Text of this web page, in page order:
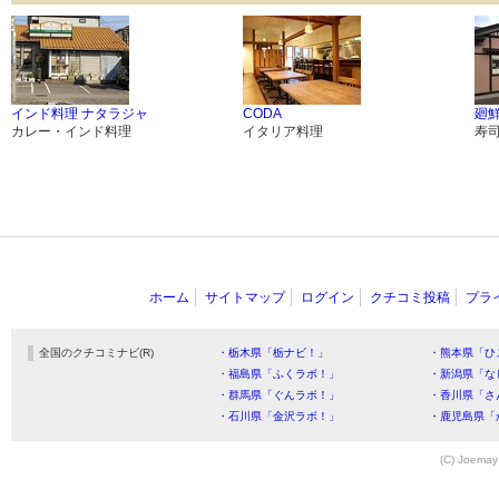
インド料理 ナタラジャ
カレー・インド料理
CODA
イタリア料理
廻
寿
ホーム サイトマップ ログイン クチコミ投稿 プラ
全国のクチコミナビ(R) ・栃木県「栃ナビ！」
・熊本県「
・福島県「ふくラボ！」
・新潟県「
・群馬県「ぐんラボ！」
・香川県「
・石川県「金沢ラボ！」
・鹿児島県
(C)